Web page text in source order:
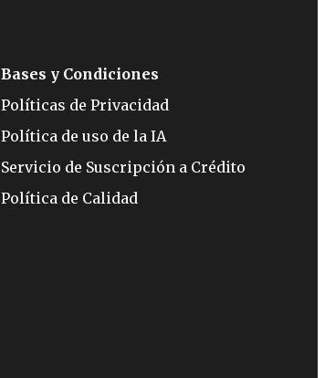
Bases y Condiciones
Políticas de Privacidad
Política de uso de la IA
Servicio de Suscripción a Crédito
Política de Calidad